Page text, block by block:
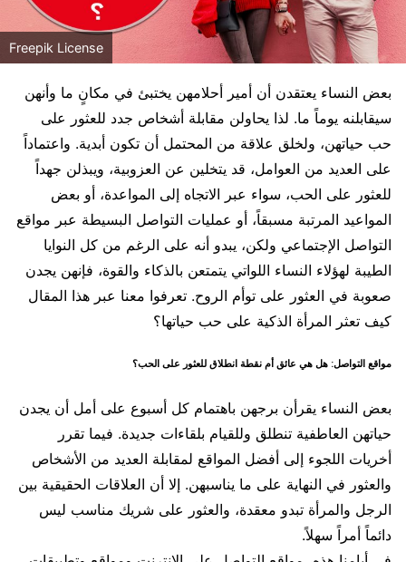
Freepik License
بعض النساء يعتقدن أن أمير أحلامهن يختبئ في مكانٍ ما وأنهن
سيقابلنه يوماً ما. لذا يحاولن مقابلة أشخاص جدد للعثور على
حب حياتهن، ولخلق علاقة من المحتمل أن تكون أبدية. واعتماداً
على العديد من العوامل، قد يتخلين عن العزوبية، ويبذلن جهداً
للعثور على الحب، سواء عبر الاتجاه إلى المواعدة، أو بعض
المواعيد المرتبة مسبقاً، أو عمليات التواصل البسيطة عبر مواقع
التواصل الإجتماعي ولكن، يبدو أنه على الرغم من كل النوايا
الطيبة لهؤلاء النساء اللواتي يتمتعن بالذكاء والقوة، فإنهن يجدن
صعوبة في العثور على توأم الروح. تعرفوا معنا عبر هذا المقال
كيف تعثر المرأة الذكية على حب حياتها؟
مواقع التواصل: هل هي عائق أم نقطة انطلاق للعثور على الحب؟
بعض النساء يقرأن برجهن باهتمام كل أسبوع على أمل أن يجدن
حياتهن العاطفية تنطلق وللقيام بلقاءات جديدة. فيما تقرر
أخريات اللجوء إلى أفضل المواقع لمقابلة العديد من الأشخاص
والعثور في النهاية على ما يناسبهن. إلا أن العلاقات الحقيقية بين
الرجل والمرأة تبدو معقدة، والعثور على شريك مناسب ليس
دائماً أمراً سهلاً.